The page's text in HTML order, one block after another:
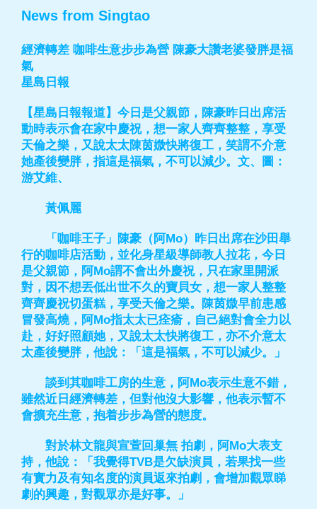
News from Singtao
經濟轉差 咖啡生意步步為營 陳豪大讚老婆發胖是福
氣
星島日報
【星島日報報道】今日是父親節，陳豪昨日出席活
動時表示會在家中慶祝，想一家人齊齊整整，享受
天倫之樂，又說太太陳茵媺快將復工，笑謂不介意
她產後變胖，指這是福氣，不可以減少。文、圖：
游艾維、
黃佩麗
「咖啡王子」陳豪（阿Mo）昨日出席在沙田舉
行的咖啡店活動，並化身星級導師教人拉花，今日
是父親節，阿Mo謂不會出外慶祝，只在家里開派
對，因不想丟低出世不久的寶貝女，想一家人整整
齊齊慶祝切蛋糕，享受天倫之樂。陳茵媺早前患感
冒發高燒，阿Mo指太太已痊瘉，自己絕對會全力以
赴，好好照顧她，又說太太快將復工，亦不介意太
太產後變胖，他說：「這是福氣，不可以減少。」
談到其咖啡工房的生意，阿Mo表示生意不錯，
雖然近日經濟轉差，但對他沒大影響，他表示暫不
會擴充生意，抱着步步為營的態度。
對於林文龍與宣萱回巢無 拍劇，阿Mo大表支
持，他說：「我覺得TVB是欠缺演員，若果找一些
有實力及有知名度的演員返來拍劇，會增加觀眾睇
劇的興趣，對觀眾亦是好事。」